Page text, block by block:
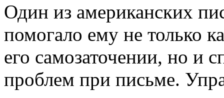
Один из американских
помогало ему не только
его самозаточении, но и
проблем при письме.